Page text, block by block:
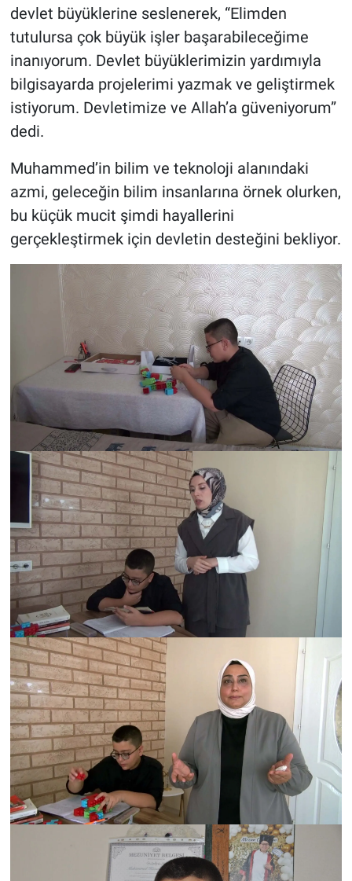
devlet büyüklerine seslenerek, “Elimden
tutulursa çok büyük işler başarabileceğime
inanıyorum. Devlet büyüklerimizin yardımıyla
bilgisayarda projelerimi yazmak ve geliştirmek
istiyorum. Devletimize ve Allah’a güveniyorum”
dedi.
Muhammed’in bilim ve teknoloji alanındaki
azmi, geleceğin bilim insanlarına örnek olurken,
bu küçük mucit şimdi hayallerini
gerçekleştirmek için devletin desteğini bekliyor.